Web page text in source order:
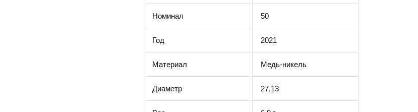
Номинал 50
Год 2021
Материал Медь-никель
Диаметр 27,13